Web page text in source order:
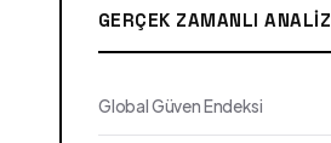
GERÇEK ZAMANLI ANALIZ
Global Güven Endeksi